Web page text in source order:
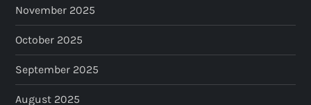
November 2025
October 2025
September 2025
August 2025